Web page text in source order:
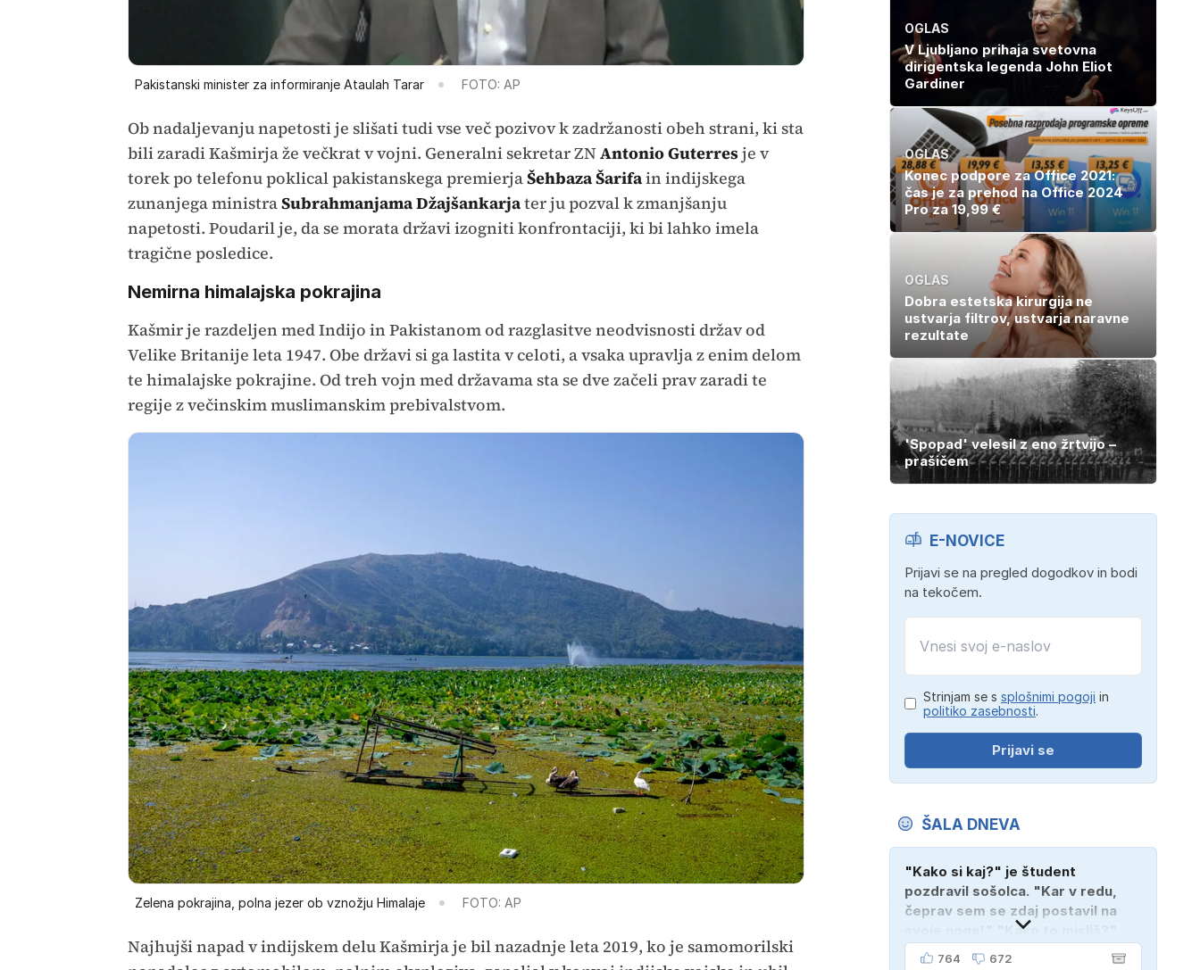
Pakistanski minister za informiranje Ataulah Tarar FOTO: AP
Ob nadaljevanju napetosti je slišati tudi vse več pozivov k zadržanosti obeh strani, ki sta
bili zaradi Kašmirja že večkrat v vojni. Generalni sekretar ZNAntonio Guterresje v
torek po telefonu poklical pakistanskega premierjaŠehbaza Šarifain indijskega
zunanjega ministraSubrahmanjama Džajšankarjater ju pozval k zmanjšanju
napetosti. Poudaril je, da se morata državi izogniti konfrontaciji, ki bi lahko imela
tragične posledice.
Nemirna himalajska pokrajina
Kašmir je razdeljen med Indijo in Pakistanom od razglasitve neodvisnosti držav od
Velike Britanije leta 1947. Obe državi si ga lastita v celoti, a vsaka upravlja z enim delom
te himalajske pokrajine. Od treh vojn med državama sta se dve začeli prav zaradi te
regije z večinskim muslimanskim prebivalstvom.
Zelena pokrajina, polna jezer ob vznožju Himalaje FOTO: AP
Najhujši napad v indijskem delu Kašmirja je bil nazadnje leta 2019, ko je samomorilski
OGLAS
V Ljubljano prihaja svetovna
dirigentska legenda John Eliot
Gardiner
OGLAS
Konec podpore za Office 2021:
čas je za prehod na Office 2024
Pro za 19,99 €
OGLAS
Dobra estetska kirurgija ne
ustvarja filtrov, ustvarja naravne
rezultate
'Spopad' velesil z eno žrtvijo –
prašičem
E-NOVICE
Prijavi se na pregled dogodkov in bodi
na tekočem.
Strinjam se s splošnimi pogoji in
politiko zasebnosti.
Prijavi se
ŠALA DNEVA
"Kako si kaj?" je študent
pozdravil sošolca. "Kar v redu,
čeprav sem se zdaj postavil na
svoje noge!" "Kako to misliš?"
"Oče mi je vzel avto!"
764 672